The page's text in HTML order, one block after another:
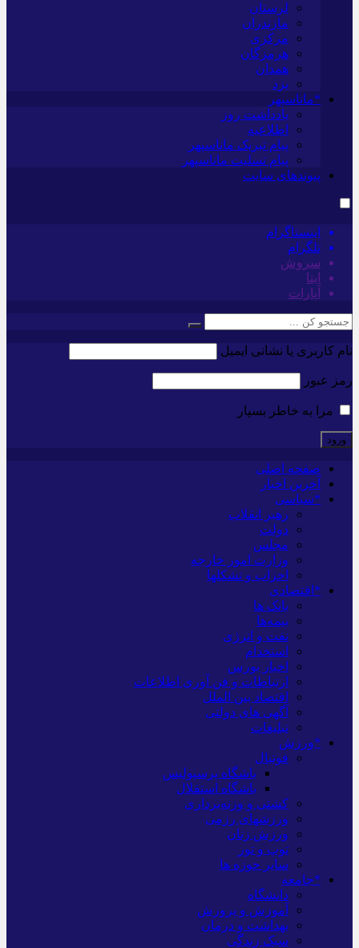
لرستان
مازندران
مرکزی
هرمزگان
همدان
یزد
*ماناسپهر
یادداشت روز
اطلاعیه
پیام تبریک ماناسپهر
پیام تسلیت ماناسپهر
پیوندهای سایت
اینستاگرام
تلگرام
سروش
ایتا
آپارات
نام کاربری یا نشانی ایمیل
رمز عبور
مرا به خاطر بسپار
صفحه اصلی
آخرین اخبار
*سیاسی
رهبر انقلاب
دولت
مجلس
وزارت امور خارجه
احزاب و تشکلها
*اقتصادی
بانک ها
بیمه‌ها
نفت و انرژی
استخدام
اخبار بورس
ارتباطات و فن آوری اطلاعات
اقتصاد بین الملل
آگهی های دولتی
تبلیغات
*ورزش
فوتبال
باشگاه پرسپولیس
باشگاه استقلال
کشتی و وزنه‌برداری
ورزشهای رزمی
ورزش زنان
توپ و تور
سایر حوزه ها
*جامعه
دانشگاه
آموزش و پرورش
بهداشت و درمان
سبک زندگی